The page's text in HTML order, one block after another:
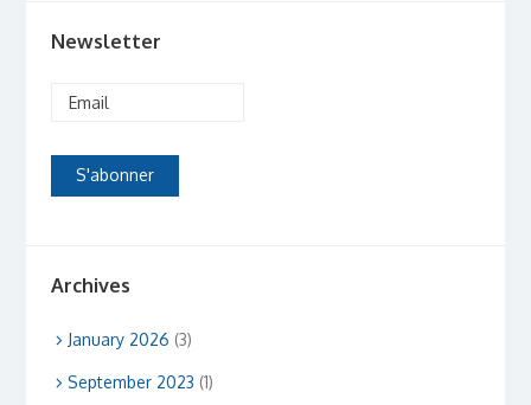
Newsletter
Archives
January 2026 (3)
September 2023 (1)